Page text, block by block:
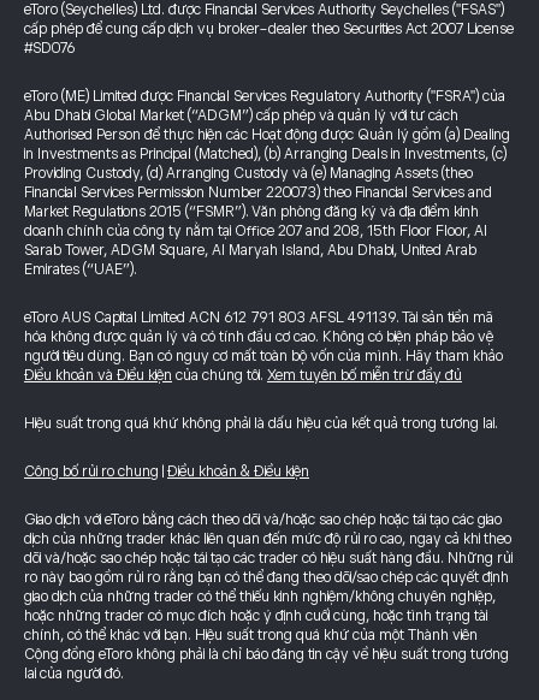
eToro (Seychelles) Ltd. được Financial Services Authority Seychelles ("FSAS")
cấp phép để cung cấp dịch vụ broker-dealer theo Securities Act 2007 License
#SD076
eToro (ME) Limited được Financial Services Regulatory Authority ("FSRA") của
Abu Dhabi Global Market (“ADGM”) cấp phép và quản lý với tư cách
Authorised Person để thực hiện các Hoạt động được Quản lý gồm (a) Dealing
in Investments as Principal (Matched), (b) Arranging Deals in Investments, (c)
Providing Custody, (d) Arranging Custody và (e) Managing Assets (theo
Financial Services Permission Number 220073) theo Financial Services and
Market Regulations 2015 (“FSMR”). Văn phòng đăng ký và địa điểm kinh
doanh chính của công ty nằm tại Office 207 and 208, 15th Floor Floor, Al
Sarab Tower, ADGM Square, Al Maryah Island, Abu Dhabi, United Arab
Emirates (“UAE”).
eToro AUS Capital Limited ACN 612 791 803 AFSL 491139. Tài sản tiền mã
hóa không được quản lý và có tính đầu cơ cao. Không có biện pháp bảo vệ
người tiêu dùng. Bạn có nguy cơ mất toàn bộ vốn của mình. Hãy tham khảo
Điều khoản và Điều kiện của chúng tôi. Xem tuyên bố miễn trừ đầy đủ
Hiệu suất trong quá khứ không phải là dấu hiệu của kết quả trong tương lai.
Công bố rủi ro chung Điều khoản & Điều kiện
Giao dịch với eToro bằng cách theo dõi và/hoặc sao chép hoặc tái tạo các giao
dịch của những trader khác liên quan đến mức độ rủi ro cao, ngay cả khi theo
dõi và/hoặc sao chép hoặc tái tạo các trader có hiệu suất hàng đầu. Những rủi
ro này bao gồm rủi ro rằng bạn có thể đang theo dõi/sao chép các quyết định
giao dịch của những trader có thể thiếu kinh nghiệm/không chuyên nghiệp,
hoặc những trader có mục đích hoặc ý định cuối cùng, hoặc tình trạng tài
chính, có thể khác với bạn. Hiệu suất trong quá khứ của một Thành viên
Cộng đồng eToro không phải là chỉ báo đáng tin cậy về hiệu suất trong tương
lai của người đó.